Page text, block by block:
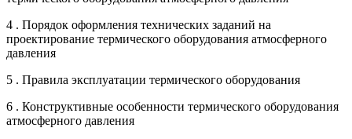
4 . Порядок оформления технических заданий на
проектирование термического оборудования атмосферного
давления
5 . Правила эксплуатации термического оборудования
6 . Конструктивные особенности термического оборудования
атмосферного давления